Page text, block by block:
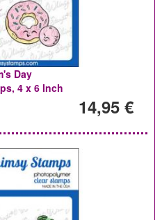
Day
4 x 6 Inch
14,95 €